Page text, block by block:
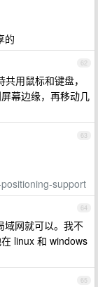
的
62
用鼠标和键盘，
幕边缘，再移动几
63
support
64
域网就可以。我不
linux 和 windows
65